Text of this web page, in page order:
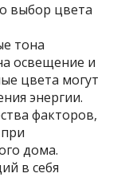
выбор цвета
тона
освещение и
цвета могут
энергии.
факторов,
дома.
в себя